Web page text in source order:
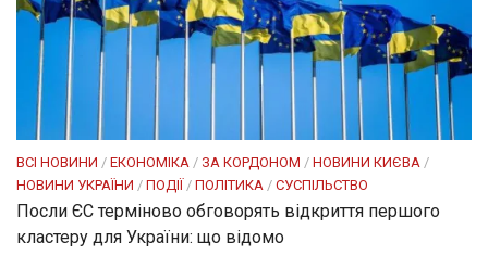
ВСІ НОВИНИ / ЕКОНОМІКА / ЗА КОРДОНОМ / НОВИНИ КИЄВА /
НОВИНИ УКРАЇНИ / ПОДІЇ / ПОЛІТИКА / СУСПІЛЬСТВО
Посли ЄC терміново обговорять відкриття першого
кластеру для України: що відомо